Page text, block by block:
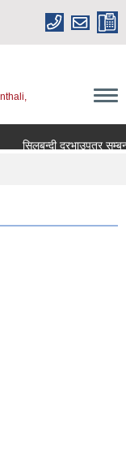
सिलबन्दी दरभाउपत्र सम्बन्धी